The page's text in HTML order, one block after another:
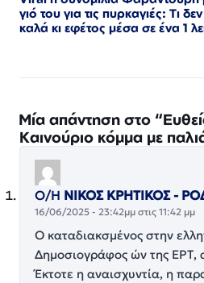
γιό του για τις πυρκαγιές: Τι
καλά κι εφέτος μέσα σε ένα 1
Μία απάντηση στο
Καινούριο κόμμα με
Ο/Η ΝΙΚΟΣ ΚΡΗΤΙΚΟΣ -
16/06/2025 - 23:42μμ στις 11:42 μμ
Ο καταδιακσμένος στην
Δημοσιογράφος ών της
Έκτοτε η αναισχυντία, η